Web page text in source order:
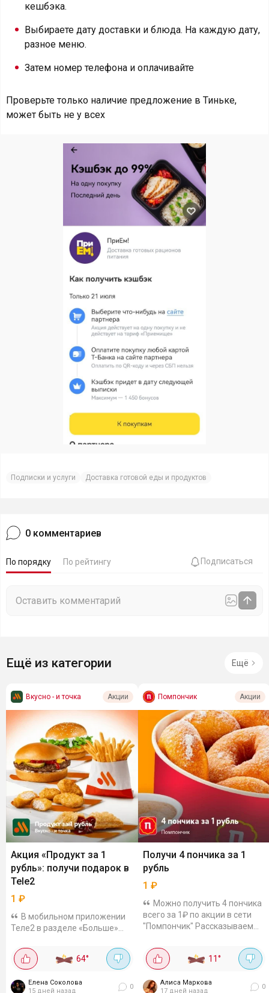
кешбэка.
Выбираете дату доставки и блюда. На каждую дату,
разное меню.
Затем номер телефона и оплачивайте
Проверьте только наличие предложение в Тиньке,
может быть не у всех
Подписки и услуги Доставка готовой еды и продуктов
0 комментариев
По порядку По рейтингу Подписаться
Ещё из категории Ещё
Вкусно - и точка Акции
Акция «Продукт за 1
рубль»: получи подарок в
Tele2
1 ₽
В мобильном приложении
Теле2 в разделе «Больше»
позволяет получить один из
популярных продуктов всего
необходимо...
64°
Елена Соколова
15 дней назад
0
Помпончик Акции
Получи 4 пончика за 1
рубль
1 ₽
Можно получить 4 пончика
всего за 1₽ по акции в сети
"Помпончик" Рассказываем
в раздел «Больше» - «Еда»
(Купон можно получить в...
11°
Алиса Маркова
17 дней назад
0